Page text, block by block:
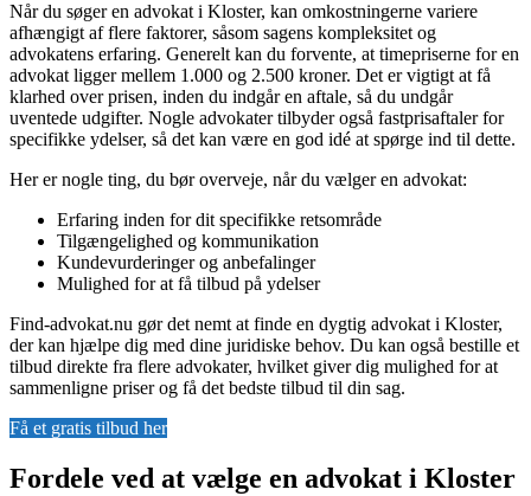
Når du søger en advokat i Kloster, kan omkostningerne variere
afhængigt af flere faktorer, såsom sagens kompleksitet og
advokatens erfaring. Generelt kan du forvente, at timepriserne for en
advokat ligger mellem 1.000 og 2.500 kroner. Det er vigtigt at få
klarhed over prisen, inden du indgår en aftale, så du undgår
uventede udgifter. Nogle advokater tilbyder også fastprisaftaler for
specifikke ydelser, så det kan være en god idé at spørge ind til dette.
Her er nogle ting, du bør overveje, når du vælger en advokat:
Erfaring inden for dit specifikke retsområde
Tilgængelighed og kommunikation
Kundevurderinger og anbefalinger
Mulighed for at få tilbud på ydelser
Find-advokat.nu gør det nemt at finde en dygtig advokat i Kloster,
der kan hjælpe dig med dine juridiske behov. Du kan også bestille et
tilbud direkte fra flere advokater, hvilket giver dig mulighed for at
sammenligne priser og få det bedste tilbud til din sag.
Få et gratis tilbud her
Fordele ved at vælge en advokat i Kloster